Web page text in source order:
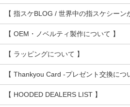
【 指スケBLOG / 世界中の指スケシーン
【 OEM・ノベルティ製作について 】
【 ラッピングについて 】
【 Thankyou Card -プレゼント交換につ
【 HOODED DEALERS LIST 】